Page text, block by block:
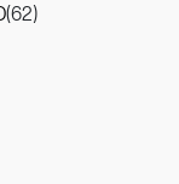
(62)